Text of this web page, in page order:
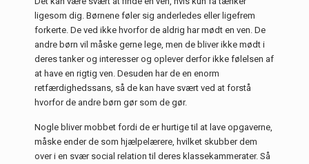
ligesom dig. Børnene føler sig anderledes eller ligefrem
forkerte. De ved ikke hvorfor de aldrig har mødt en ven. De
andre børn vil måske gerne lege, men de bliver ikke mødt i
deres tanker og interesser og oplever derfor ikke følelsen af
at have en rigtig ven. Desuden har de en enorm
retfærdighedssans, så de kan have svært ved at forstå
hvorfor de andre børn gør som de gør.
Nogle bliver mobbet fordi de er hurtige til at lave opgaverne,
måske ender de som hjælpelærere, hvilket skubber dem
over i en svær social relation til deres klassekammerater. Så